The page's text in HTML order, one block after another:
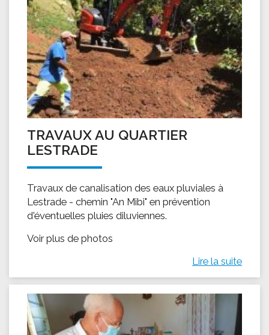
TRAVAUX AU QUARTIER
LESTRADE
Travaux de canalisation des eaux pluviales à
Lestrade - chemin "An Mibi" en prévention
d'éventuelles pluies diluviennes.
Voir plus de photos
Lire la suite